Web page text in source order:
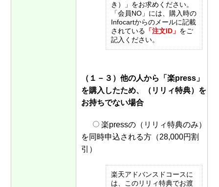
き）」をお求めください。
「会員NO」には、購入時の
Infocartからのメールに記載
されている 「注文ID」 をご
記入ください。
（１－３）他の人から「楽press」
を購入したため、（リリィ特典）を
お持ちでない場合
楽pressの（リリィ特典のみ）
を同時申込される方（28,000円割
引）
楽天アドバンスドコースに
は、このリリィ特典でお渡